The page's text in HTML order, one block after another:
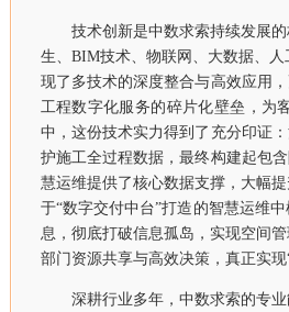
技术创新是中数求索持续发展
生、BIM技术、物联网、大数据、
现了多技术的深度整合与高效应用
工程数字化服务的碎片化壁垒，为
中，这份技术实力得到了充分印证
护施工全过程数据，最终构建起包
慧运维提供了核心数据支撑，大幅
于“数字交付中台”打造的智慧运维
息，彻底打破信息孤岛，实现空间
部门资源共享与高效决策，真正实现
深耕行业多年，中数求索的专